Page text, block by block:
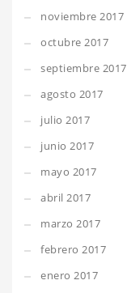
noviembre 2017
octubre 2017
septiembre 2017
agosto 2017
julio 2017
junio 2017
mayo 2017
abril 2017
marzo 2017
febrero 2017
enero 2017